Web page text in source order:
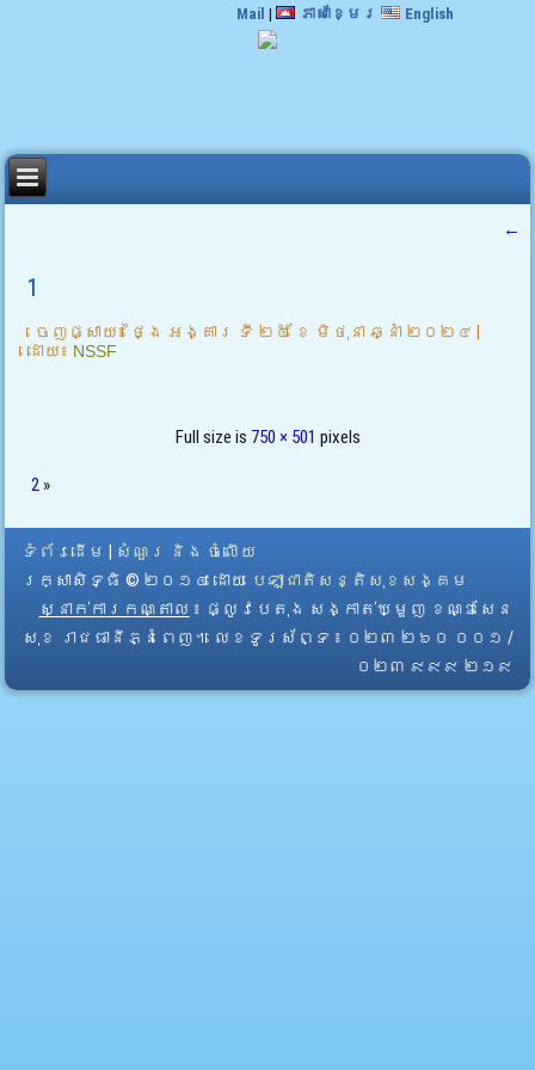
Mail | ភាសាខ្មែរ English
←
1
ចេញផ្សាយ៖ ថ្ងៃ អង្គារ ទី ២៥ ខែ មិថុនា ឆ្នាំ ២០២៤
ដោយ៖ NSSF
Full size is 750 × 501 pixels
2 »
ទំព័រដើម
សំណួរ និង ចំលើយ
រក្សាសិទ្ធិ © ២០១៤ ដោយ​ បេឡាជាតិសន្តិសុខសង្គម
ស្នាក់ការកណ្តាល ៖ ផ្លូវបេតុង សង្កាត់ឃ្មួញ ខណ្ឌសែន
សុខ រាជធានីភ្នំពេញ។ លេខទូរស័ព្ទ ៖ ០២៣ ២៦០ ០០១ /
០២៣ ៩៩៩ ២១៩